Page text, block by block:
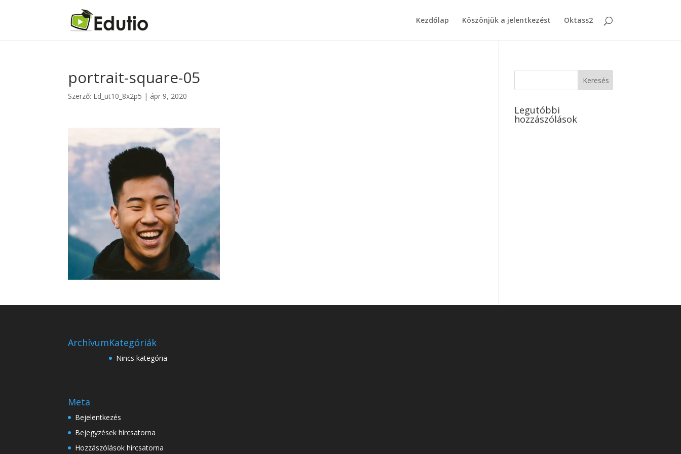
Kezdőlap Köszönjük a jelentkezést Oktass2
portrait-square-05
Szerző: Ed_ut10_8x2p5 | ápr 9, 2020
Legutóbbi
hozzászólások
ArchívumKategóriák
Nincs kategória
Meta
Bejelentkezés
Bejegyzések hírcsatorna
Hozzászólások hírcsatorna